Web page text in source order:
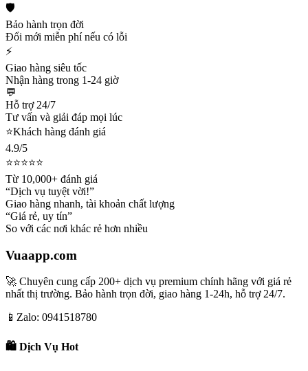
🛡️
Bảo hành trọn đời
Đổi mới miễn phí nếu có lỗi
⚡
Giao hàng siêu tốc
Nhận hàng trong 1-24 giờ
💬
Hỗ trợ 24/7
Tư vấn và giải đáp mọi lúc
⭐Khách hàng đánh giá
4.9/5
⭐⭐⭐⭐⭐
Từ 10,000+ đánh giá
“Dịch vụ tuyệt vời!”
Giao hàng nhanh, tài khoản chất lượng
“Giá rẻ, uy tín”
So với các nơi khác rẻ hơn nhiều
Vuaapp.com
🚀 Chuyên cung cấp 200+ dịch vụ premium chính hãng với giá rẻ
nhất thị trường. Bảo hành trọn đời, giao hàng 1-24h, hỗ trợ 24/7.
📱 Zalo: 0941518780
🛍️ Dịch Vụ Hot